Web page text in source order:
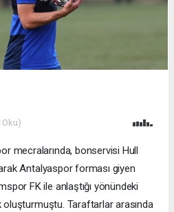
Oku)
mecralarında, bonservisi Hull
Antalyaspor forması giyen
FK ile anlaştığı yönündeki
Taraftarlar arasında